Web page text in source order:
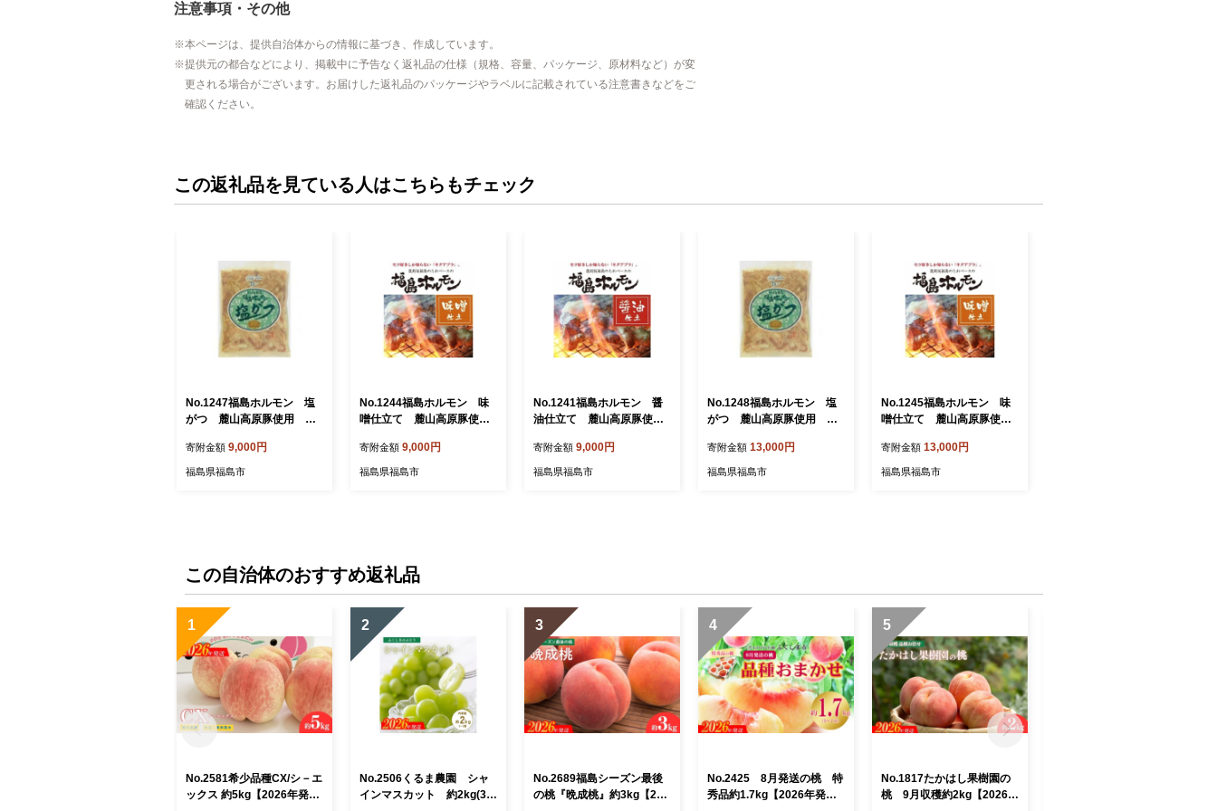
注意事項・その他
本ページは、提供自治体からの情報に基づき、作成しています。
提供元の都合などにより、掲載中に予告なく返礼品の仕様（規格、容量、パッケージ、原材料など）が変
更される場合がございます。お届けした返礼品のパッケージやラベルに記載されている注意書きなどをご
確認ください。
この返礼品を見ている人はこちらもチェック
No.1247福島ホルモン 塩
がつ 麓山高原豚使用 【3
寄附金額 9,000円
福島県福島市
No.1244福島ホルモン 味
噌仕立て 麓山高原豚使
寄附金額 9,000円
福島県福島市
No.1241福島ホルモン 醤
油仕立て 麓山高原豚使
寄附金額 9,000円
福島県福島市
No.1248福島ホルモン 塩
がつ 麓山高原豚使用 【5
寄附金額 13,000円
福島県福島市
No.1245福島ホルモン 味
噌仕立て 麓山高原豚使
寄附金額 13,000円
福島県福島市
この自治体のおすすめ返礼品
1
No.2581希少品種CX/シ－エ
ックス 約5kg【2026年発
2
No.2506くるま農園 シャ
インマスカット 約2kg(3～
3
No.2689福島シーズン最後
の桃『晩成桃』約3kg【202
4
No.2425 8月発送の桃 特
秀品約1.7kg【2026年発
5
No.1817たかはし果樹園の
桃 9月収穫約2kg【2026年